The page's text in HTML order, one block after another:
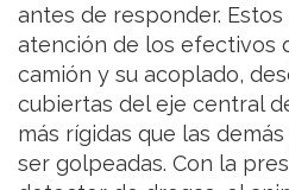
antes de responder.
atención de los efectivos
camión y su acoplado,
cubiertas del eje central
más rígidas que las
ser golpeadas. Con la